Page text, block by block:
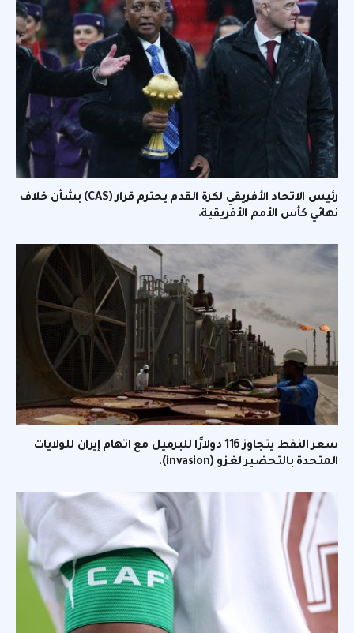
رئيس الاتحاد الأفريقي لكرة القدم يحترم قرار (CAS) بشأن خلاف
نهائي كأس الأمم الأفريقية.
سعر النفط يتجاوز 116 دولارًا للبرميل مع اتهام إيران للولايات
المتحدة بالتحضير لغزو (invasion).